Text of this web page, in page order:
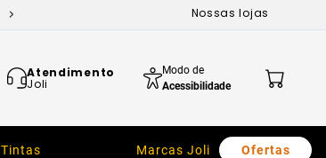
Nossas lojas
Atendimento
Joli
Modo de
Acessibilidade
Tintas Marcas Joli Ofertas